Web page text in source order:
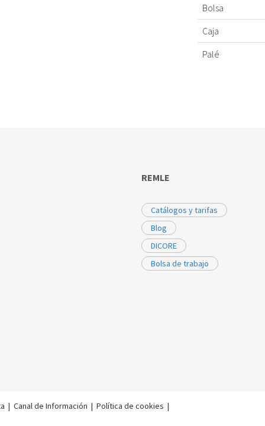
Bolsa
Caja
Palé
REMLE
Catálogos y tarifas
Blog
DICORE
Bolsa de trabajo
| Canal de Información | Política de cookies |